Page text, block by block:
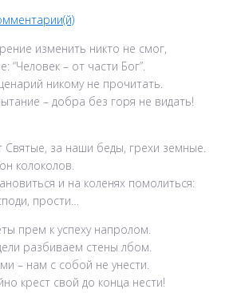
изменить никто не смог,
– от части Бог”.
никому не прочитать.
– добра без горя не видать!
Святые, за наши беды, грехи земные.
колоколов.
и на коленях помолиться:
прости…
прем к успеху напролом.
разбиваем стены лбом.
– нам с собой не унести.
крест свой до конца нести!